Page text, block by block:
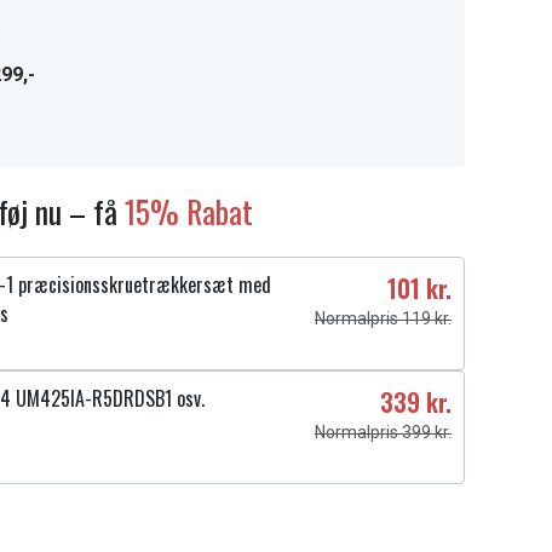
nu – få15% Rabat
i-1 præcisionsskruetrækkersæt med
101 kr.
Normalpris 119 kr.
UM425IA-R5DRDSB1 osv. 339 kr.
Normalpris 399 kr.